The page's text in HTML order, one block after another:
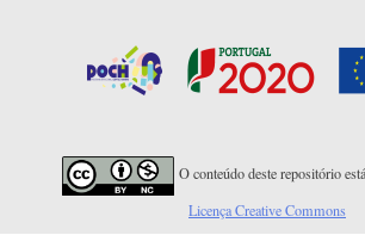
O conteúdo deste repositório
Licença Creative Commons